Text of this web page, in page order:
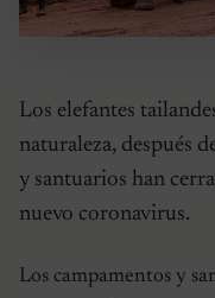
Los elefantes
naturaleza, después
y santuarios han
nuevo coronavirus.
Los campamentos y